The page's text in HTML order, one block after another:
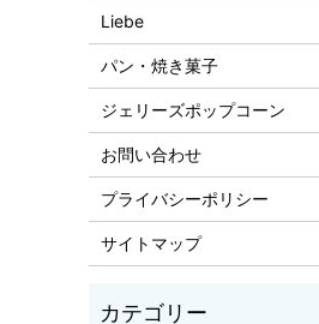
Liebe
パン・焼き菓子
ジェリーズポップコーン
お問い合わせ
プライバシーポリシー
サイトマップ